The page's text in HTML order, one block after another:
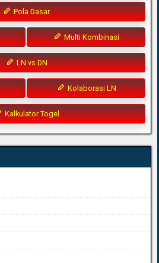
Pola Dasar
Multi Kombinasi
LN vs DN
Kolaborasi LN
Kalkulator Togel